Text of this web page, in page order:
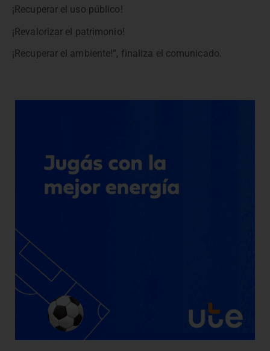
¡Recuperar el uso público!
¡Revalorizar el patrimonio!
¡Recuperar el ambiente!”, finaliza el comunicado.